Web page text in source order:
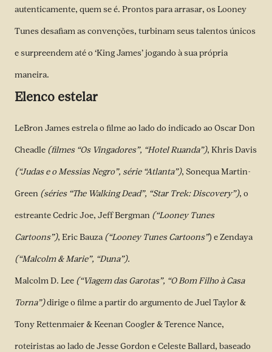
autenticamente, quem se é. Prontos para arrasar, os Looney
Tunes desafiam as convenções, turbinam seus talentos únicos
e surpreendem até o ‘King James’ jogando à sua própria
maneira.
Elenco estelar
LeBron James estrela o filme ao lado do indicado ao Oscar Don
Cheadle (filmes “Os Vingadores”, “Hotel Ruanda”), Khris Davis
(“Judas e o Messias Negro”, série “Atlanta”), Sonequa Martin-
Green (séries “The Walking Dead”, “Star Trek: Discovery”), o
estreante Cedric Joe, Jeff Bergman (“Looney Tunes
Cartoons”), Eric Bauza (“Looney Tunes Cartoons”) e Zendaya
(“Malcolm & Marie”, “Duna”).
Malcolm D. Lee (“Viagem das Garotas”, “O Bom Filho à Casa
Torna”)dirige o filme a partir do argumento de Juel Taylor &
Tony Rettenmaier & Keenan Coogler & Terence Nance,
roteiristas ao lado de Jesse Gordon e Celeste Ballard, baseado